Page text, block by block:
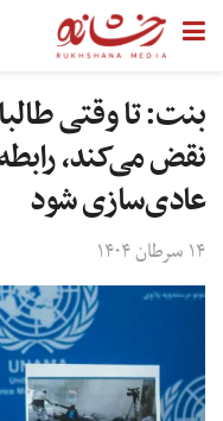
بنت: تا وقتی
نقض می‌کند، رابطه
عادی‌سازی شود
۱۴ سرطان ۱۴۰۴